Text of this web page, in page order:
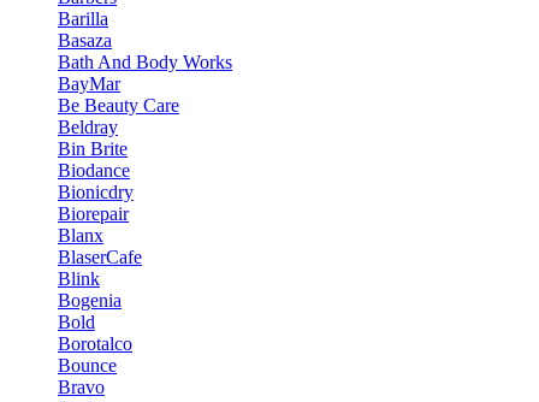
Barilla
Basaza
Bath And Body Works
BayMar
Be Beauty Care
Beldray
Bin Brite
Biodance
Bionicdry
Biorepair
Blanx
BlaserCafe
Blink
Bogenia
Bold
Borotalco
Bounce
Bravo